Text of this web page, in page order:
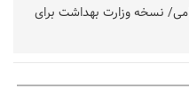
نسخه وزارت بهداشت برای
در اولویت سیاست‌های